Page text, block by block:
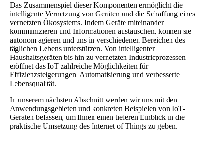
Das Zusammenspiel dieser Komponenten ermöglicht die
intelligente Vernetzung von Geräten und die Schaffung eines
vernetzten Ökosystems. Indem Geräte miteinander
kommunizieren und Informationen austauschen, können sie
autonom agieren und uns in verschiedenen Bereichen des
täglichen Lebens unterstützen. Von intelligenten
Haushaltsgeräten bis hin zu vernetzten Industrieprozessen
eröffnet das IoT zahlreiche Möglichkeiten für
Effizienzsteigerungen, Automatisierung und verbesserte
Lebensqualität.
In unserem nächsten Abschnitt werden wir uns mit den
Anwendungsgebieten und konkreten Beispielen von IoT-
Geräten befassen, um Ihnen einen tieferen Einblick in die
praktische Umsetzung des Internet of Things zu geben.